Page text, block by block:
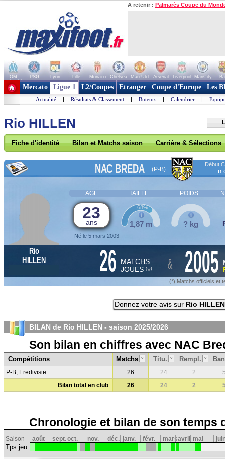
A retenir : Palmarès Coupe du
OM PSG Lyon Lille Monaco Chelsea Man Utd Arsenal Liverpool ManCity
+ de clubs
Mercato Ligue 1 L2/Coupes Etranger Coupe d'Europe Les
Actualité | Résultats & Classement | Buteurs | Calendrier |
Rio HILLEN
Fiche d'identité Bilan et Matchs saison Carrière & Sélections
NAC BREDA (P-B)
Début
AGE TAILLE POIDS
23
ans
Né le 5 mars 2003
1,87 m
68%
? kg
Rio
HILLEN
26 MATCHS
JOUES (*) & 2005
(*) Matchs officiels et
Donnez votre avis sur Rio HILLEN
BILAN de Rio HILLEN - saison 2025/2026
Son bilan en chiffres avec NAC
Compétitions Matchs ? Titu. ? Rempl. ?
P-B, Eredivisie 26 24 2
Bilan total en club
26 24 2
Chronologie et bilan de son temps
Saison août sept.oct. nov. déc. janv. févr. marsavril mai
Tps jeu: